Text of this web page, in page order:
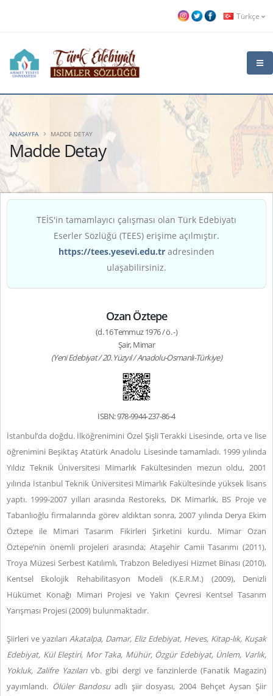
Türkçe
Madde Detay
ANASAYFA MADDE DETAY
TEİS'in tamamlayıcı çalışması olan Türk Edebiyatı
Eserler Sözlüğü (TEES) erişime açılmıştır.
https://tees.yesevi.edu.tr adresinden
ulaşabilirsiniz.
Ozan Öztepe
(d. 16 Temmuz 1976 / ö. -)
Şair, Mimar
(Yeni Edebiyat / 20. Yüzyıl / Anadolu-Osmanlı-Türkiye)
ISBN: 978-9944-237-86-4
İstanbul’da doğdu. İlköğrenimini Özel Şişli Terakki Lisesinde, orta ve lise
öğrenimini Beşiktaş Atatürk Anadolu Lisesinde tamamladı. 1999 yılında
Yıldız Teknik Üniversitesi Mimarlık Fakültesinden mezun oldu, 2001
yılında İstanbul Teknik Üniversitesi Mimarlık Fakültesinde yüksek lisans
yaptı. 1999-2007 yılları arasında Restoreks, DK Mimarlık, BS Proje ve
Tabanlıoğlu firmalarında görev aldıktan sonra, 2007 yılında Derya Ekim
Öztepe ile Mimari Tasarım Fikirleri Şirketini kurdu. Mimar Ozan
Öztepe’nin önemli projeleri arasında; Ataşehir Camii Tasarımı (2011),
Troya Müzesi Serbest Katılımlı, Trabzon Belediyesi Hizmet Binası (2010),
Kentsel Ekolojik Rehabilitasyon Modeli (K.E.R.M.) (2009), Denizli
Hükümet Konağı Mimari Projesi ve Yakın Çevresi Kentsel Tasarım
Yarışması Projesi (2009) bulunmaktadır.
Şiirleri ve yazıları Akatalpa, Damar, Eliz Edebiyat, Heves, Kitap-lık, Kuşak
Edebiyat, Kül Eleştiri, Mor Taka, Mühür, Özgür Edebiyat, Ünlem, Varlık,
Yokluk, Zalifre Yazılarıvb. gibi dergi ve fanzinlerde (Fanatik Magazin)
yayımlandı. Ölüler Bandosuadlı şiir dosyası, 2004 Behçet Aysan Şiir